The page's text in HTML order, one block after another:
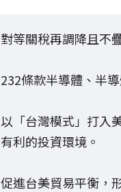
等關稅再調降且不
條款半導體、半
「台灣模式」打入
利的投資環境。
進台美貿易平衡，